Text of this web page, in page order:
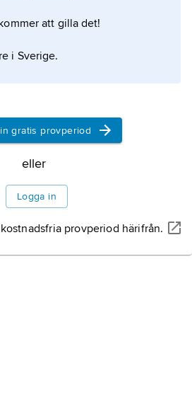
att gilla det!
i Sverige.
gratis provperiod
eller
Logga in
provperiod härifrån.